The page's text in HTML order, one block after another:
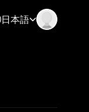
日本語